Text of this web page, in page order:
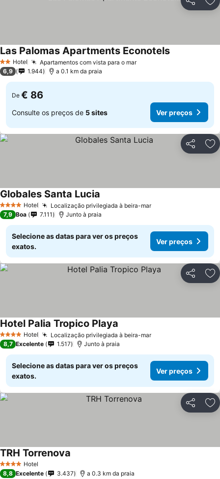
Partilhar
2 Estrelas
Hotel Apartamentos com vista para o mar
Las Palomas Apartments Econotels
6,9 1.944 a 0.1 km da praia
De € 86
Consulte os preços de 5 sites Ver preços
Partilhar
4 EstrelasHotel Localização privilegiada à beira-mar
Globales Santa Lucia
7,9 Boa 7.111 Junto à praia
Selecione as datas para ver os preços
exatos.
Ver preços
Partilhar
4 EstrelasHotel Localização privilegiada à beira-mar
Hotel Palia Tropico Playa
8,7 Excelente 1.517 Junto à praia
Selecione as datas para ver os preços
exatos.
Ver preços
Partilhar
4 EstrelasHotel
TRH Torrenova
8,8 Excelente 3.437 a 0.3 km da praia